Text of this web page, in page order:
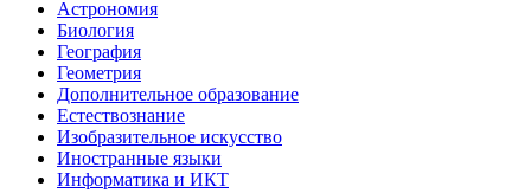
Астрономия
Биология
География
Геометрия
Дополнительное образование
Естествознание
Изобразительное искусство
Иностранные языки
Информатика и ИКТ